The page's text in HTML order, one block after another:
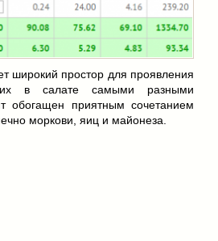
широкий простор для проявления
их в салате самыми разными
обогащен приятным сочетанием
моркови, яиц и майонеза.